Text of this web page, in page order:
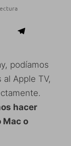
podíamos
Apple TV,
hacer
o